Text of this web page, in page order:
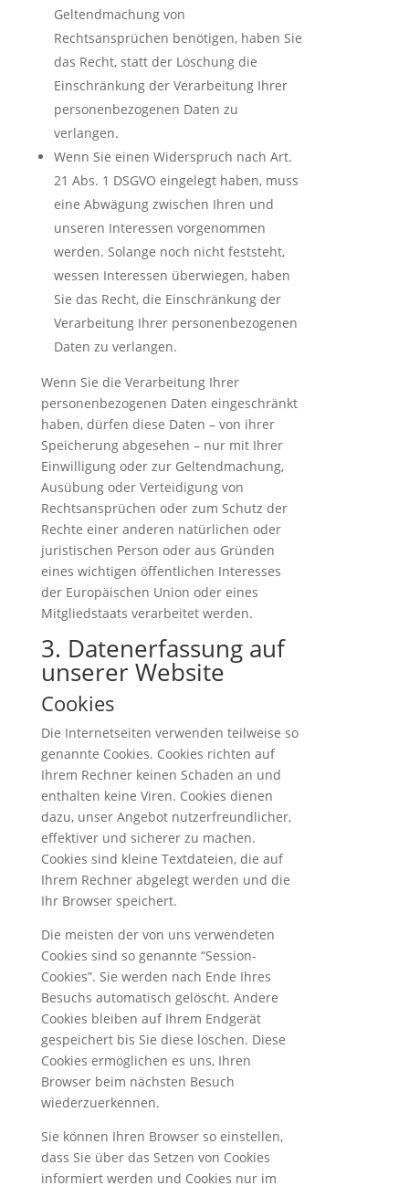
Geltendmachung von
Rechtsansprüchen benötigen, haben Sie
das Recht, statt der Löschung die
Einschränkung der Verarbeitung Ihrer
personenbezogenen Daten zu
verlangen.
Wenn Sie einen Widerspruch nach Art.
21 Abs. 1 DSGVO eingelegt haben, muss
eine Abwägung zwischen Ihren und
unseren Interessen vorgenommen
werden. Solange noch nicht feststeht,
wessen Interessen überwiegen, haben
Sie das Recht, die Einschränkung der
Verarbeitung Ihrer personenbezogenen
Daten zu verlangen.
Wenn Sie die Verarbeitung Ihrer
personenbezogenen Daten eingeschränkt
haben, dürfen diese Daten – von ihrer
Speicherung abgesehen – nur mit Ihrer
Einwilligung oder zur Geltendmachung,
Ausübung oder Verteidigung von
Rechtsansprüchen oder zum Schutz der
Rechte einer anderen natürlichen oder
juristischen Person oder aus Gründen
eines wichtigen öffentlichen Interesses
der Europäischen Union oder eines
Mitgliedstaats verarbeitet werden.
3. Datenerfassung auf
unserer Website
Cookies
Die Internetseiten verwenden teilweise so
genannte Cookies. Cookies richten auf
Ihrem Rechner keinen Schaden an und
enthalten keine Viren. Cookies dienen
dazu, unser Angebot nutzerfreundlicher,
effektiver und sicherer zu machen.
Cookies sind kleine Textdateien, die auf
Ihrem Rechner abgelegt werden und die
Ihr Browser speichert.
Die meisten der von uns verwendeten
Cookies sind so genannte “Session-
Cookies”. Sie werden nach Ende Ihres
Besuchs automatisch gelöscht. Andere
Cookies bleiben auf Ihrem Endgerät
gespeichert bis Sie diese löschen. Diese
Cookies ermöglichen es uns, Ihren
Browser beim nächsten Besuch
wiederzuerkennen.
Sie können Ihren Browser so einstellen,
dass Sie über das Setzen von Cookies
informiert werden und Cookies nur im